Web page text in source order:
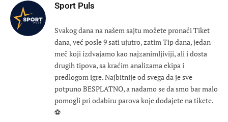
Sport Puls
Svakog dana na našem sajtu možete pronaći Tiket
dana, već posle 9 sati ujutro, zatim Tip dana, jedan
meč koji izdvajamo kao najzanimljiviji, ali i dosta
drugih tipova, sa kraćim analizama ekipa i
predlogom igre. Najbitnije od svega da je sve
potpuno BESPLATNO, a nadamo se da smo bar malo
pomogli pri odabiru parova koje dodajete na tikete.
⚽